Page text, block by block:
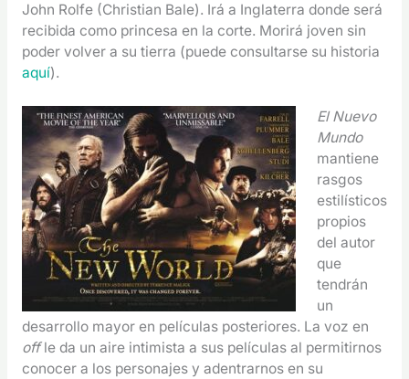
John Rolfe (Christian Bale). Irá a Inglaterra donde será
recibida como princesa en la corte. Morirá joven sin
poder volver a su tierra (puede consultarse su historia
aquí).
El Nuevo
Mundo
mantiene
rasgos
estilísticos
propios
del autor
que
tendrán
un
desarrollo mayor en películas posteriores. La voz en
offle da un aire intimista a sus películas al permitirnos
conocer a los personajes y adentrarnos en su